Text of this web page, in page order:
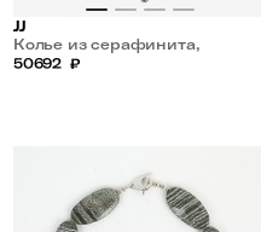
JJ
Колье из серафинита,
празеолита и хризоберила
50692 ₽